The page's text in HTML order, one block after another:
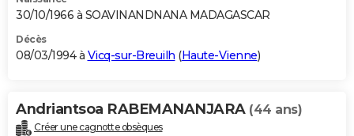
30/10/1966 à SOAVINANDNANA MADAGASCAR
Décès
08/03/1994 à Vicq-sur-Breuilh (Haute-Vienne)
Andriantsoa RABEMANANJARA (44 ans)
Créer une cagnotte obsèques